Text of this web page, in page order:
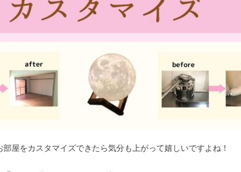
屋をカスタマイズできたら気分も上がって嬉しいですよね！